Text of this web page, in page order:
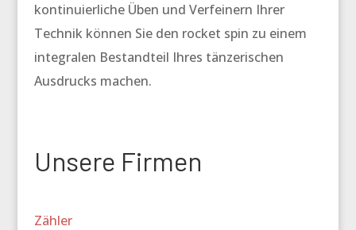
kontinuierliche Üben und Verfeinern Ihrer
Technik können Sie den rocket spin zu einem
integralen Bestandteil Ihres tänzerischen
Ausdrucks machen.
Unsere Firmen
Zähler